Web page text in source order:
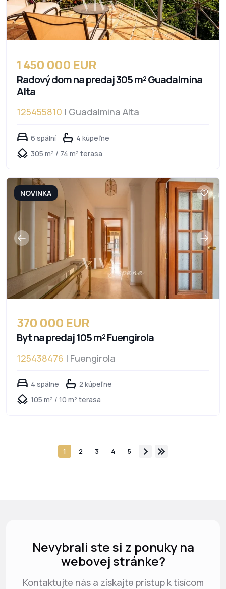
1 450 000 EUR
Radový dom na predaj 305 m² Guadalmina
Alta
125455810 | Guadalmina Alta
6 spální
4 kúpeľne
305 m² / 74 m² terasa
NOVINKA
370 000 EUR
Byt na predaj 105 m² Fuengirola
125438476 | Fuengirola
4 spálne
2 kúpeľne
105 m² / 10 m² terasa
1 2 3 4 5
Nevybrali ste si z ponuky na
webovej stránke?
Kontaktujte nás a získajte prístup k tisícom